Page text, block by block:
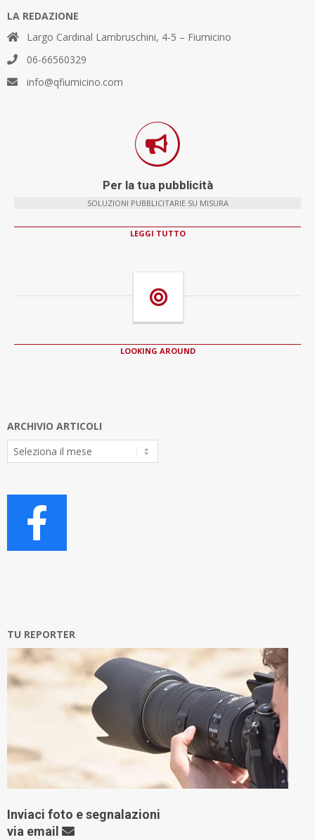
LA REDAZIONE
Largo Cardinal Lambruschini, 4-5 – Fiumicino
06-66560329
info@qfiumicino.com
Per la tua pubblicità
SOLUZIONI PUBBLICITARIE SU MISURA
LEGGI TUTTO
LOOKING AROUND
ARCHIVIO ARTICOLI
Archivio
Articoli
TU REPORTER
Inviaci foto e segnalazioni
via email